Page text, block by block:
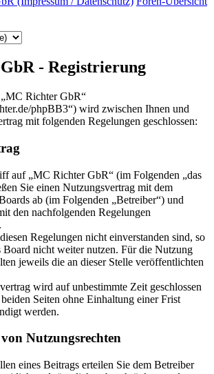
- Registrierung
Richter GbR“
phpBB3“) wird zwischen Ihnen und
mit folgenden Regelungen geschlossen:
auf „MC Richter GbR“ (im Folgenden „das
Sie einen Nutzungsvertrag mit dem
ab (im Folgenden „Betreiber“) und
den nachfolgenden Regelungen
Regelungen nicht einverstanden sind, so
Board nicht weiter nutzen. Für die Nutzung
jeweils die an dieser Stelle veröffentlichten
wird auf unbestimmte Zeit geschlossen
Seiten ohne Einhaltung einer Frist
werden.
Nutzungsrechten
eines Beitrags erteilen Sie dem Betreiber